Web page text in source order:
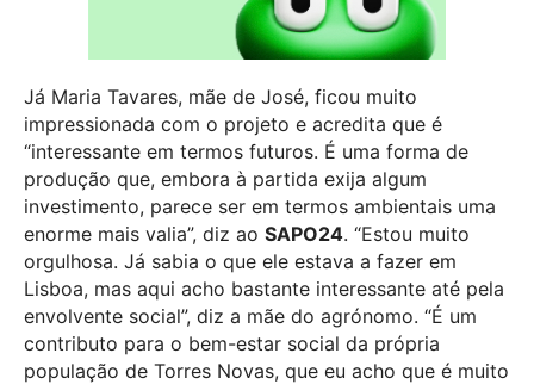
Já Maria Tavares, mãe de José, ficou muito
impressionada com o projeto e acredita que é
“interessante em termos futuros. É uma forma de
produção que, embora à partida exija algum
investimento, parece ser em termos ambientais uma
enorme mais valia”, diz ao SAPO24. “Estou muito
orgulhosa. Já sabia o que ele estava a fazer em
Lisboa, mas aqui acho bastante interessante até pela
envolvente social”, diz a mãe do agrónomo. “É um
contributo para o bem-estar social da própria
população de Torres Novas, que eu acho que é muito